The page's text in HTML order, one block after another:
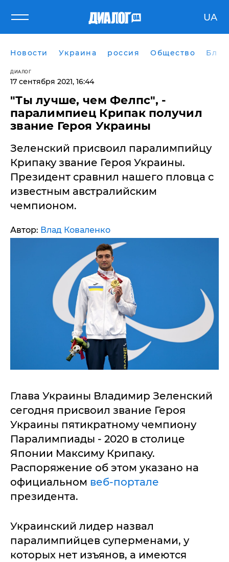
UA
Новости Украина россия Общество
ДИАЛОГ
17 сентября 2021, 16:44
"Ты лучше, чем Фелпс", -
паралимпиец Крипак получил
звание Героя Украины
Зеленский присвоил паралимпийцу
Крипаку звание Героя Украины.
Президент сравнил нашего пловца с
известным австралийским
чемпионом.
Автор: Влад Коваленко
Глава Украины Владимир Зеленский
сегодня присвоил звание Героя
Украины пятикратному чемпиону
Паралимпиады - 2020 в столице
Японии Максиму Крипаку.
Распоряжение об этом указано на
официальном веб-портале
президента.
Украинский лидер назвал
паралимпийцев суперменами, у
которых нет изъянов, а имеются